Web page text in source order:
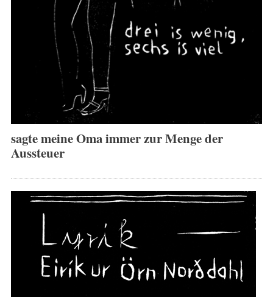
sagte meine Oma immer zur Menge der
Aussteuer